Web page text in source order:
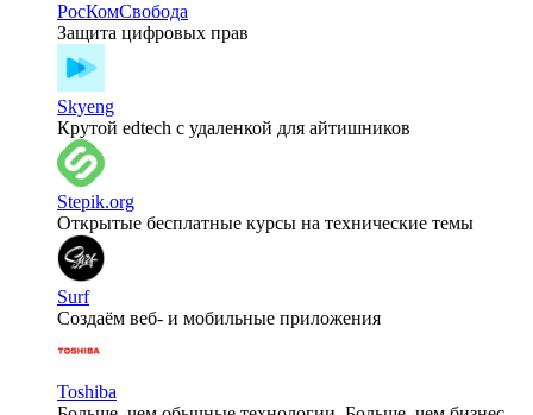
РосКомСвобода
Защита цифровых прав
Skyeng
Крутой edtech с удаленкой для айтишников
Stepik.org
Открытые бесплатные курсы на технические темы
Surf
Создаём веб- и мобильные приложения
Toshiba